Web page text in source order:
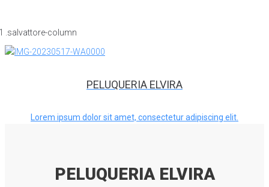
PELUQUERIA ELVIRA
Lorem ipsum dolor sit amet, consectetur adipiscing elit.
PELUQUERIA ELVIRA